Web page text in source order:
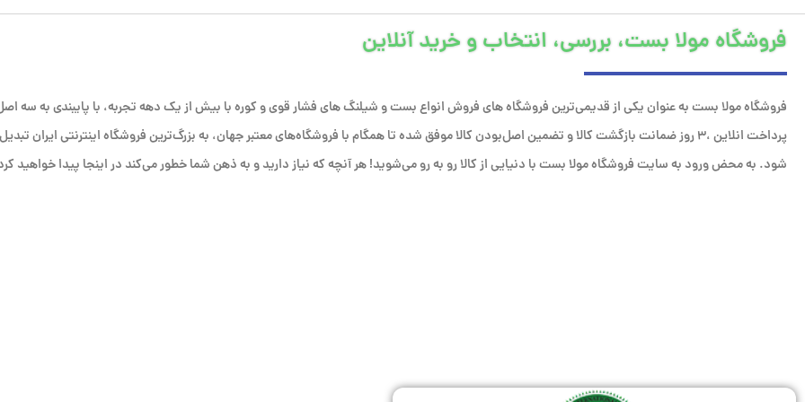
فروشگاه مولا بست، بررسی، انتخاب و خرید آنلاین
فروشگاه مولا بست به عنوان یکی از قدیمی‌ترین فروشگاه های فروش انواع بست و شیلنگ های فشار قوی و کوره با بیش از یک دهه تجربه، با پایبندی به سه
پرداخت انلاین ،۳ روز ضمانت بازگشت کالا و تضمین اصل‌بودن کالا موفق شده تا همگام با فروشگاه‌های معتبر جهان، به بزرگ‌ترین فروشگاه اینترنتی ایران تبدیل
شود. به محض ورود به سایت فروشگاه مولا بست با دنیایی از کالا رو به رو می‌شوید! هر آنچه که نیاز دارید و به ذهن شما خطور می‌کند در اینجا پیدا خواهید